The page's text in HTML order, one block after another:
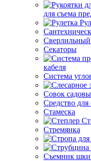
для съема
Сверлильный
Секаторы
кабеля
Система
Совок
Средство для
Стамеска
Стремянка
Съемник